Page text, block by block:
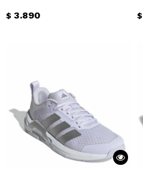
$ 3.890 $